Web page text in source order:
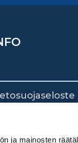
ja mainosten